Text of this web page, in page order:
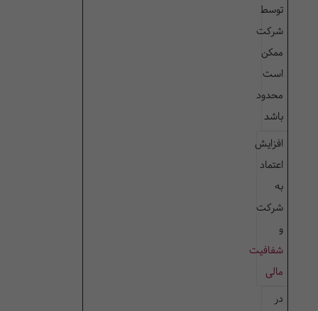
توسط
شرکت
ممکن
است
محدود
باشد
افزایش
اعتماد
به
شرکت
و
شفافیت
مالی
در